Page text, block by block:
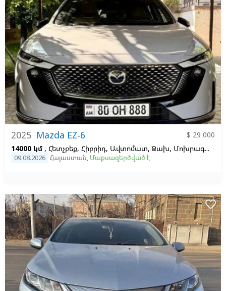
2025 Mazda EZ-6
$ 29 000
14000 կմ , Հետչբեք, Հիբրիդ, Ավտոմատ, Ձախ, Մոխրագույն,
09.08.2026 Հայաստան, Մաքսազերծված է
favorite_border